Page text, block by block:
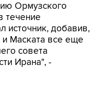
Ормузского
течение
источник, добавив,
и Маската все еще
совета
Ирана", -